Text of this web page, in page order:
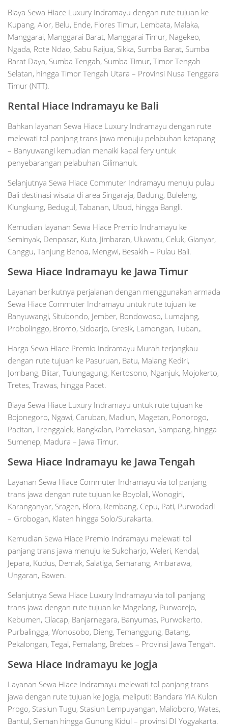
Biaya Sewa Hiace Luxury Indramayu dengan rute tujuan ke
Kupang, Alor, Belu, Ende, Flores Timur, Lembata, Malaka,
Manggarai, Manggarai Barat, Manggarai Timur, Nagekeo,
Ngada, Rote Ndao, Sabu Raijua, Sikka, Sumba Barat, Sumba
Barat Daya, Sumba Tengah, Sumba Timur, Timor Tengah
Selatan, hingga Timor Tengah Utara – Provinsi Nusa Tenggara
Timur (NTT).
Rental Hiace Indramayu ke Bali
Bahkan layanan Sewa Hiace Luxury Indramayu dengan rute
melewati tol panjang trans jawa menuju pelabuhan ketapang
– Banyuwangi kemudian menaiki kapal fery untuk
penyebarangan pelabuhan Gilimanuk.
Selanjutnya Sewa Hiace Commuter Indramayu menuju pulau
Bali destinasi wisata di area Singaraja, Badung, Buleleng,
Klungkung, Bedugul, Tabanan, Ubud, hingga Bangli.
Kemudian layanan Sewa Hiace Premio Indramayu ke
Seminyak, Denpasar, Kuta, Jimbaran, Uluwatu, Celuk, Gianyar,
Canggu, Tanjung Benoa, Mengwi, Besakih – Pulau Bali.
Sewa Hiace Indramayu ke Jawa Timur
Layanan berikutnya perjalanan dengan menggunakan armada
Sewa Hiace Commuter Indramayu untuk rute tujuan ke
Banyuwangi, Situbondo, Jember, Bondowoso, Lumajang,
Probolinggo, Bromo, Sidoarjo, Gresik, Lamongan, Tuban,.
Harga Sewa Hiace Premio Indramayu Murah terjangkau
dengan rute tujuan ke Pasuruan, Batu, Malang Kediri,
Jombang, Blitar, Tulungagung, Kertosono, Nganjuk, Mojokerto,
Tretes, Trawas, hingga Pacet.
Biaya Sewa Hiace Luxury Indramayu untuk rute tujuan ke
Bojonegoro, Ngawi, Caruban, Madiun, Magetan, Ponorogo,
Pacitan, Trenggalek, Bangkalan, Pamekasan, Sampang, hingga
Sumenep, Madura – Jawa Timur.
Sewa Hiace Indramayu ke Jawa Tengah
Layanan Sewa Hiace Commuter Indramayu via tol panjang
trans jawa dengan rute tujuan ke Boyolali, Wonogiri,
Karanganyar, Sragen, Blora, Rembang, Cepu, Pati, Purwodadi
– Grobogan, Klaten hingga Solo/Surakarta.
Kemudian Sewa Hiace Premio Indramayu melewati tol
panjang trans jawa menuju ke Sukoharjo, Weleri, Kendal,
Jepara, Kudus, Demak, Salatiga, Semarang, Ambarawa,
Ungaran, Bawen.
Selanjutnya Sewa Hiace Luxury Indramayu via toll panjang
trans jawa dengan rute tujuan ke Magelang, Purworejo,
Kebumen, Cilacap, Banjarnegara, Banyumas, Purwokerto.
Purbalingga, Wonosobo, Dieng, Temanggung, Batang,
Pekalongan, Tegal, Pemalang, Brebes – Provinsi Jawa Tengah.
Sewa Hiace Indramayu ke Jogja
Layanan Sewa Hiace Indramayu melewati tol panjang trans
jawa dengan rute tujuan ke Jogja, meliputi: Bandara YIA Kulon
Progo, Stasiun Tugu, Stasiun Lempuyangan, Malioboro, Wates,
Bantul, Sleman hingga Gunung Kidul – provinsi DI Yogyakarta.